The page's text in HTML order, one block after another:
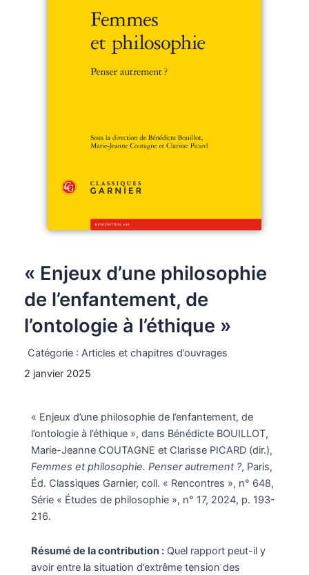
« Enjeux d’une philosophie
de l’enfantement, de
l’ontologie à l’éthique »
Catégorie : Articles et chapitres d’ouvrages
2 janvier 2025
« Enjeux d’une philosophie de l’enfantement, de
l’ontologie à l’éthique », dans Bénédicte BOUILLOT,
Marie-Jeanne COUTAGNE et Clarisse PICARD (dir.),
Femmes et philosophie. Penser autrement ?, Paris,
Éd. Classiques Garnier, coll. « Rencontres », n° 648,
Série « Études de philosophie », n° 17, 2024, p. 193-
216.
Résumé de la contribution :Quel rapport peut-il y
avoir entre la situation d’extrême tension des